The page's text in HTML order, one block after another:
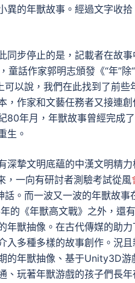
異的年獸故事。經過文字收
同步停止的是，記載者在故
童話作家郭明志頒發《“年”
可以說，我們在此找到了前
，作家和文藝任務者又接連
80年月，年獸故事曾經完成
生。
深摯文明底蘊的中漢文明精
，一向有研討者測驗考試從風
話。而一波又一波的年獸故
的《年獸高文戰》之外，還
年獸抽像。在古代傳媒的助
入多種多樣的故事創作。況
的年獸抽像、基于Unity3D
、玩著年獸游戲的孩子們長